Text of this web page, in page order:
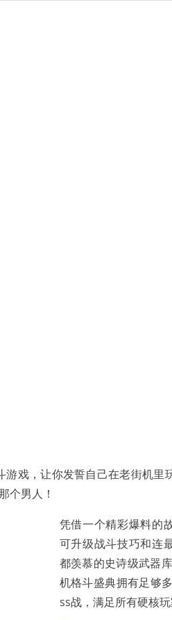
戏，让你发誓自己在老街机里
个男人！
凭借一个精彩爆料的
可升级战斗技巧和连
都羡慕的史诗级武器
机格斗盛典拥有足够
ss战，满足所有硬核玩